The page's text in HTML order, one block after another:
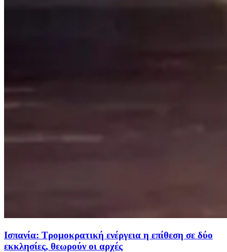
Ισπανία: Τρομοκρατική ενέργεια η επίθεση σε δύο
εκκλησίες, θεωρούν οι αρχές